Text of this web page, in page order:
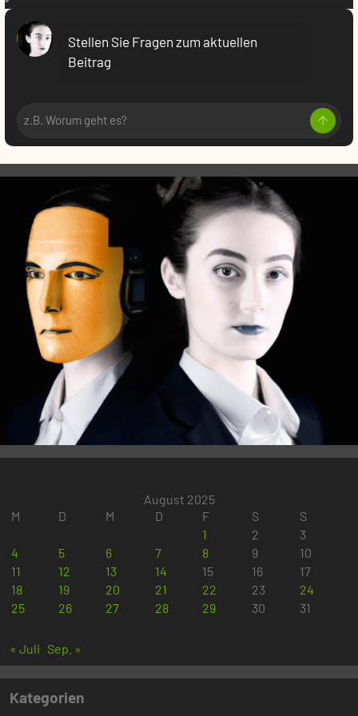
VR:
Stellen Sie Fragen zum aktuellen
Beitrag
August 2025
M
D M D F S
S
1
2
3
4
5 6 7 8 9
10
11
12 13 14 15 16
17
18
19 20 21 22 23
24
25
26 27 28 29 30 31
« Juli Sep. »
Kategorien